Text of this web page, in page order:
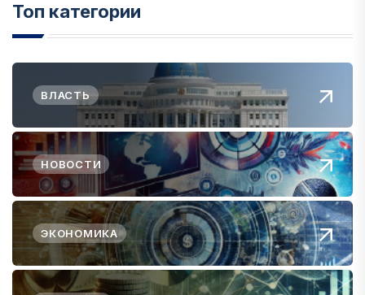
Топ категории
ВЛАСТЬ
НОВОСТИ
ЭКОНОМИКА